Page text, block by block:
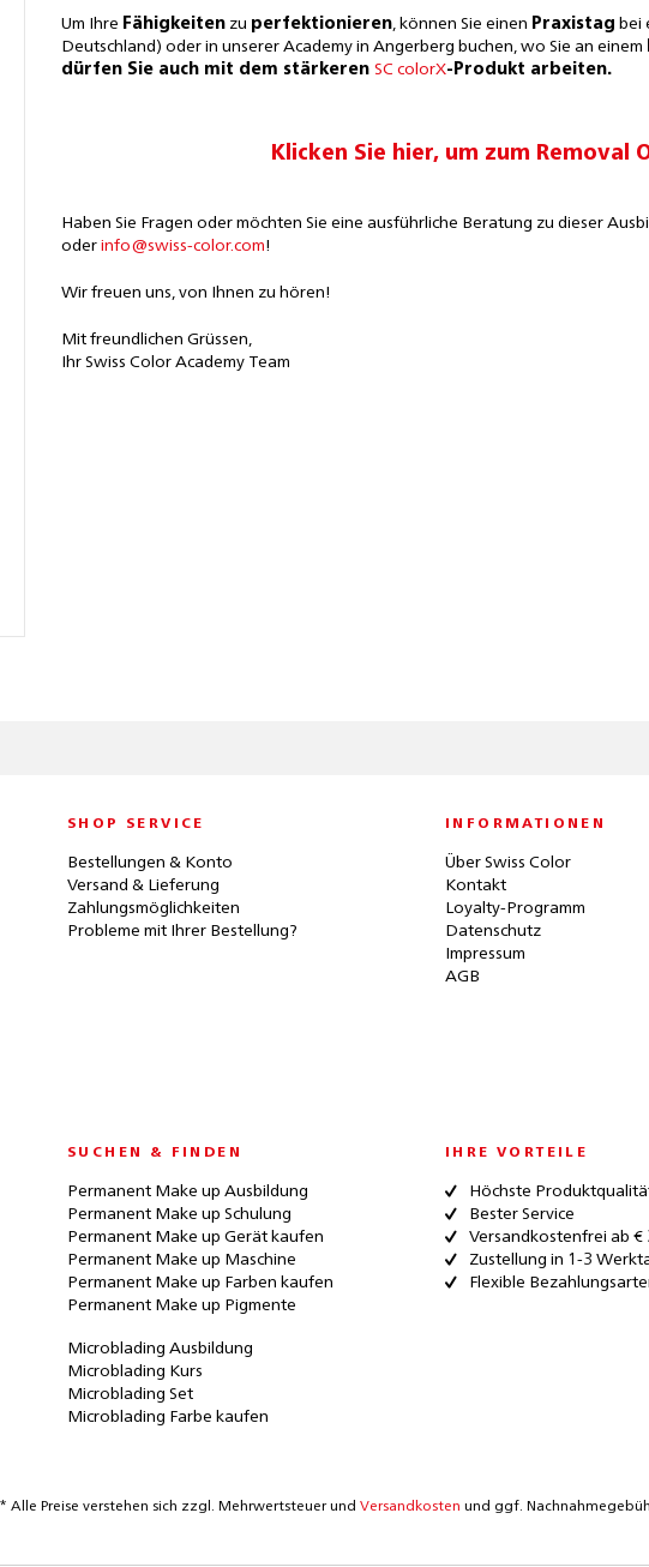
Um Ihre Fähigkeiten zu perfektionieren, können Sie einen Praxistag bei
Deutschland) oder in unserer Academy in Angerberg buchen, wo Sie an einem
dürfen Sie auch mit dem stärkeren SC colorX-Produkt arbeiten.
Klicken Sie hier, um zum Removal
Haben Sie Fragen oder möchten Sie eine ausführliche Beratung zu dieser
oder info@swiss-color.com!
Wir freuen uns, von Ihnen zu hören!
Mit freundlichen Grüssen,
Ihr Swiss Color Academy Team
SHOP SERVICE
Bestellungen & Konto
Versand & Lieferung
Zahlungsmöglichkeiten
Probleme mit Ihrer Bestellung?
INFORMATIONEN
Über Swiss Color
Kontakt
Loyalty-Programm
Datenschutz
Impressum
AGB
SUCHEN & FINDEN
Permanent Make up Ausbildung
Permanent Make up Schulung
Permanent Make up Gerät kaufen
Permanent Make up Maschine
Permanent Make up Farben kaufen
Permanent Make up Pigmente
Microblading Ausbildung
Microblading Kurs
Microblading Set
Microblading Farbe kaufen
IHRE VORTEILE
Höchste
Bester Service
Versandkostenfrei ab €
Zustellung in 1-3
Flexible
* Alle Preise verstehen sich zzgl. Mehrwertsteuer und Versandkosten und ggf.